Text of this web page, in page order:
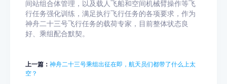
间站组合体管理，以及载人飞船和空间机械臂操作等飞
行任务强化训练，满足执行飞行任务的各项要求，作为
神舟二十三号飞行任务的载荷专家，目前整体状态良
好、乘组配合默契。
上一篇： 神舟二十三号乘组出征在即，航天员们都带了什么上太
空？